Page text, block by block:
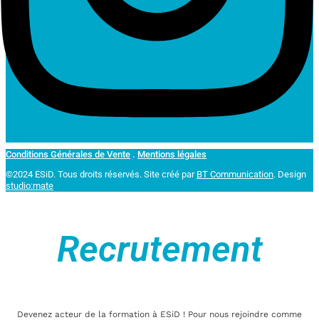
Conditions Générales de Vente . Mentions légales
©2024 ESiD. Tous droits réservés. Site créé par BT Communication. Design
studio:mate
Recrutement
Devenez acteur de la formation à ESiD ! Pour nous rejoindre comme